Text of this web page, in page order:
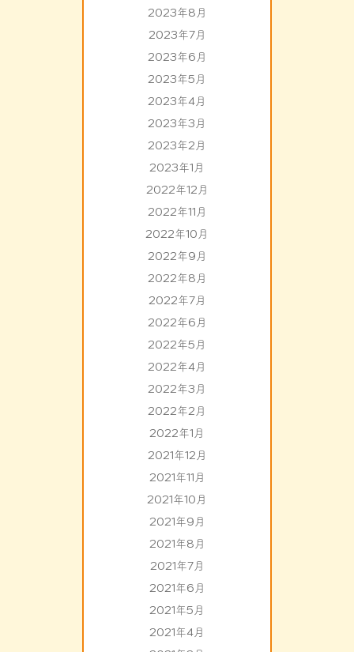
2023年8月
2023年7月
2023年6月
2023年5月
2023年4月
2023年3月
2023年2月
2023年1月
2022年12月
2022年11月
2022年10月
2022年9月
2022年8月
2022年7月
2022年6月
2022年5月
2022年4月
2022年3月
2022年2月
2022年1月
2021年12月
2021年11月
2021年10月
2021年9月
2021年8月
2021年7月
2021年6月
2021年5月
2021年4月